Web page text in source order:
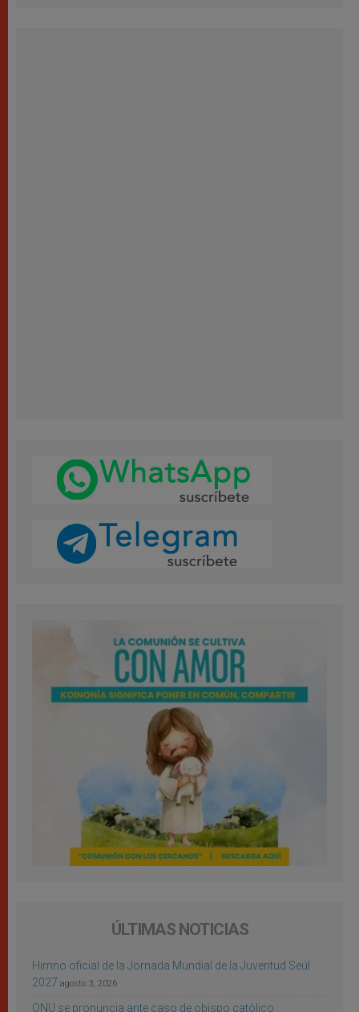
ÚLTIMAS NOTICIAS
Himno oficial de la Jornada Mundial de la Juventud Seúl
2027 agosto 3, 2026
ONU se pronuncia ante caso de obispo católico